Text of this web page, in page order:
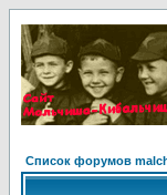
Список форумов